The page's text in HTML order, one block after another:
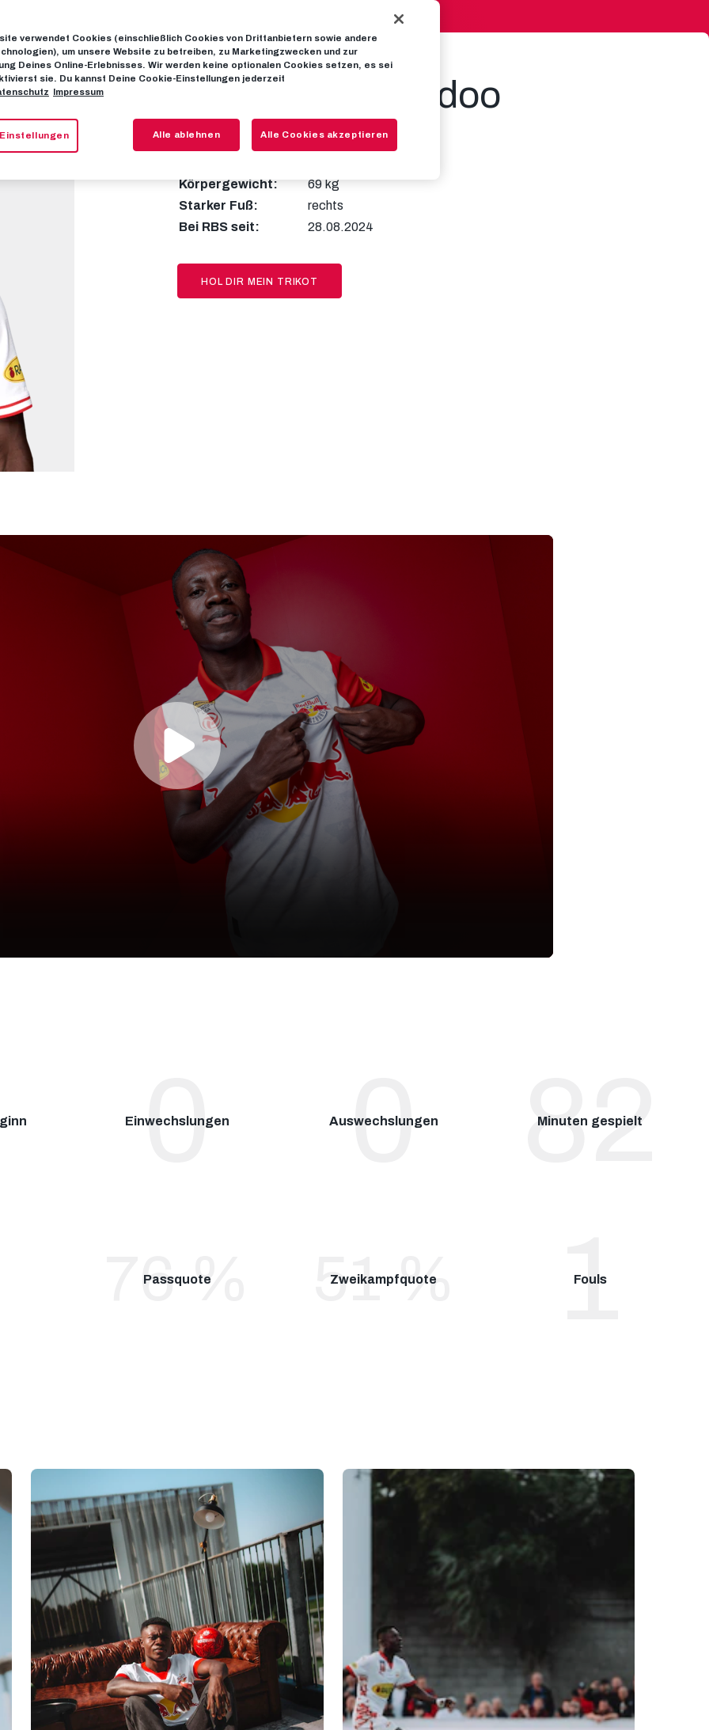
20Edmund Baidoo
Nationalität:
Ghana
Körpergewicht:
69 kg
Starker Fuß:
rechts
Bei RBS seit:
28.08.2024
HOL DIR MEIN TRIKOT
Einwechslungen
0 Auswechslungen
0 Minuten gespielt
90
Passquote
84% Zweikampfquote
56% Fouls
1
verwendet Cookies (einschließlich Cookies von Drittanbietern sowie andere
um unsere Website zu betreiben, zu Marketingzwecken und zur
Deines Online-Erlebnisses. Wir werden keine optionalen Cookies setzen, es sei
sie. Du kannst Deine Cookie-Einstellungen jederzeit
Impressum
Alle ablehnen Alle Cookies akzeptieren